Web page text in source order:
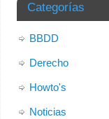
Categorías
BBDD
Derecho
Howto's
Noticias